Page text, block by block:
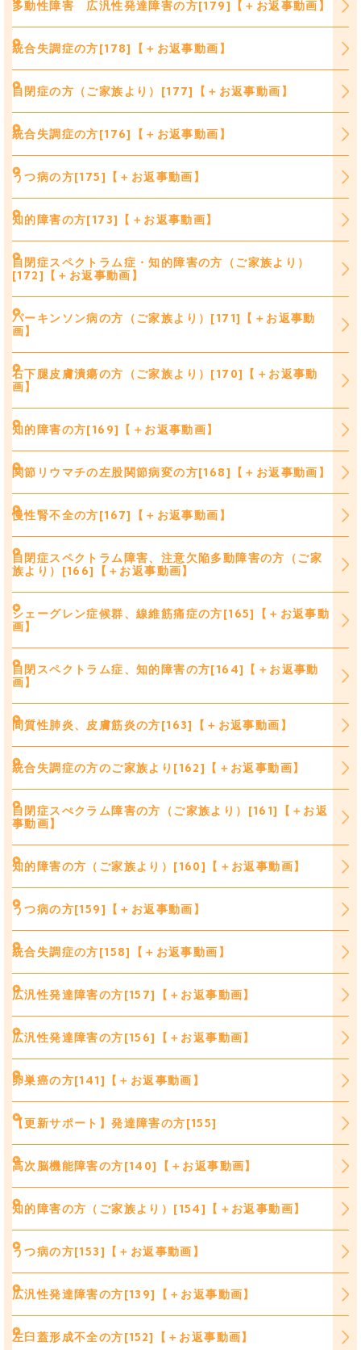
多動性障害 広汎性発達障害の方[179]【＋お返事動画】
統合失調症の方[178]【＋お返事動画】
自閉症の方（ご家族より）[177]【＋お返事動画】
統合失調症の方[176]【＋お返事動画】
うつ病の方[175]【＋お返事動画】
知的障害の方[173]【＋お返事動画】
自閉症スペクトラム症・知的障害の方（ご家族より）
[172]【＋お返事動画】
パーキンソン病の方（ご家族より）[171]【＋お返事動
画】
右下腿皮膚潰瘍の方（ご家族より）[170]【＋お返事動
画】
知的障害の方[169]【＋お返事動画】
関節リウマチの左股関節病変の方[168]【＋お返事動画】
慢性腎不全の方[167]【＋お返事動画】
自閉症スペクトラム障害、注意欠陥多動障害の方（ご家
族より）[166]【＋お返事動画】
シェーグレン症候群、線維筋痛症の方[165]【＋お返事動
画】
自閉スペクトラム症、知的障害の方[164]【＋お返事動
画】
間質性肺炎、皮膚筋炎の方[163]【＋お返事動画】
統合失調症の方のご家族より[162]【＋お返事動画】
自閉症スぺクラム障害の方（ご家族より）[161]【＋お返
事動画】
知的障害の方（ご家族より）[160]【＋お返事動画】
うつ病の方[159]【＋お返事動画】
統合失調症の方[158]【＋お返事動画】
広汎性発達障害の方[157]【＋お返事動画】
広汎性発達障害の方[156]【＋お返事動画】
卵巣癌の方[141]【＋お返事動画】
【更新サポート】発達障害の方[155]
高次脳機能障害の方[140]【＋お返事動画】
知的障害の方（ご家族より）[154]【＋お返事動画】
うつ病の方[153]【＋お返事動画】
広汎性発達障害の方[139]【＋お返事動画】
左臼蓋形成不全の方[152]【＋お返事動画】